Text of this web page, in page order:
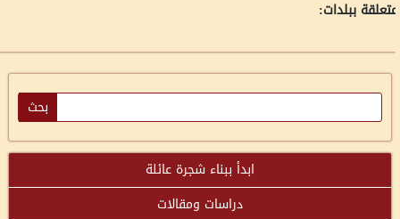
ببلدات:
ابدأ ببناء شجرة عائلة
دراسات ومقالات